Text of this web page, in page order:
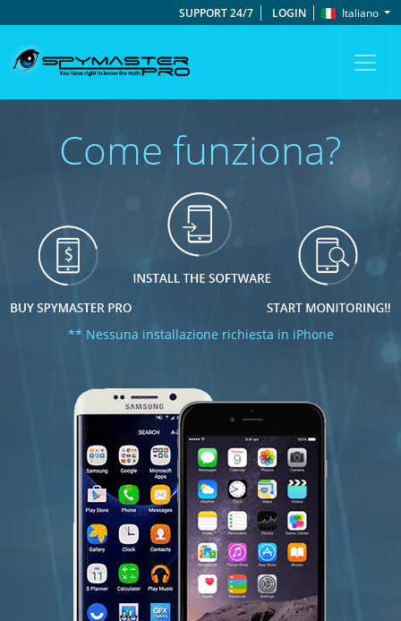
SUPPORT 24/7 LOGIN Italiano
Come funziona?
** Nessuna installazione richiesta in iPhone